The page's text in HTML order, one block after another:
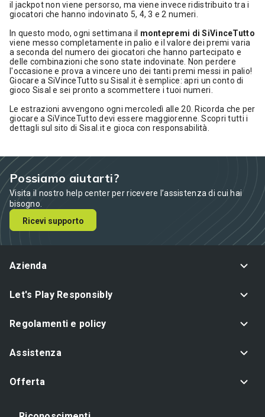
il jackpot non viene persorso, ma viene invece ridistribuito tra i
giocatori che hanno indovinato 5, 4, 3 e 2 numeri.
In questo modo, ogni settimana il montepremi di SiVinceTutto
viene messo completamente in palio e il valore dei premi varia
a seconda del numero dei giocatori che hanno partecipato e
delle combinazioni che sono state indovinate. Non perdere
l'occasione e prova a vincere uno dei tanti premi messi in palio!
Giocare a SiVinceTutto su Sisal.it è semplice: apri un conto di
gioco Sisal e sei pronto a scommettere i tuoi numeri.
Le estrazioni avvengono ogni mercoledì alle 20. Ricorda che per
giocare a SiVinceTutto devi essere maggiorenne. Scopri tutti i
dettagli sul sito di Sisal.it e gioca con responsabilità.
Possiamo aiutarti?
Visita il nostro help center per ricevere l’assistenza di cui hai
bisogno.
Ricevi supporto
Azienda
Let's Play Responsibly
Regolamenti e policy
Assistenza
Offerta